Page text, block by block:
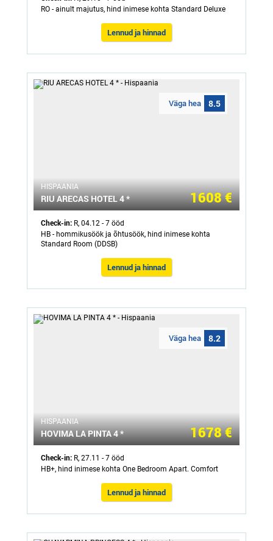
RO - ainult majutus, hind inimese kohta Standard Deluxe
Lennud ja hinnad
Väga hea 8.5
HISPAANIA
RIU ARECAS HOTEL 4 * 1608 €
Check-in: R, 04.12 - 7 ööd
HB - hommikusöök ja õhtusöök, hind inimese kohta
Standard Room (DDSB)
Lennud ja hinnad
Väga hea 8.2
HISPAANIA
HOVIMA LA PINTA 4 * 1678 €
Check-in: R, 27.11 - 7 ööd
HB+, hind inimese kohta One Bedroom Apart. Comfort
Lennud ja hinnad